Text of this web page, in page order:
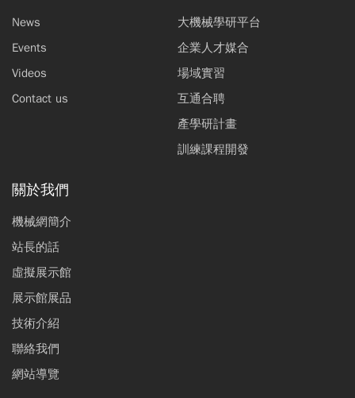
News
Events
Videos
Contact us
大機械學研平台
企業人才媒合
場域實習
互通合聘
產學研計畫
訓練課程開發
關於我們
機械網簡介
站長的話
虛擬展示館
展示館展品
技術介紹
聯絡我們
網站導覽